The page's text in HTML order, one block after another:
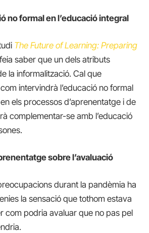
no formal en l’educació integral
The Future of Learning: Preparing
saber que un dels atributs
la informalització. Cal que
intervindrà l’educació no formal
els processos d’aprenentatge i de
complementar-se amb l’educació
sobre l’avaluació
durant la pandèmia ha
la sensació que tothom estava
com podria avaluar que no pas pel